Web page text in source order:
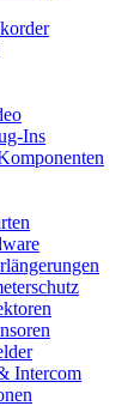
Ins
Intercom